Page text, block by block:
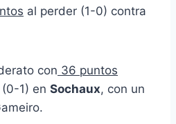
al perder (1-0) contra
con 36 puntos
1) en Sochaux, con un